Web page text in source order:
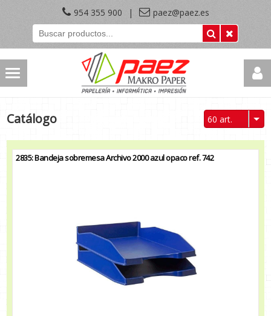
954 355 900 | paez@paez.es
Catálogo 60 art.
2835: Bandeja sobremesa Archivo 2000 azul opaco ref. 742